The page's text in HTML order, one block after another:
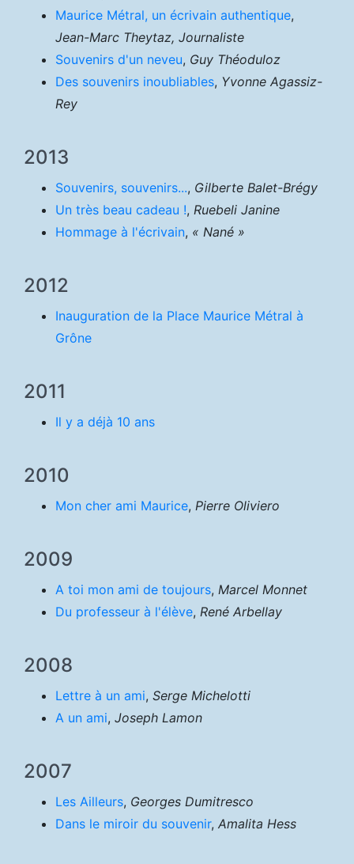
Maurice Métral, un écrivain authentique,
Jean-Marc Theytaz, Journaliste
Souvenirs d'un neveu, Guy Théoduloz
Des souvenirs inoubliables, Yvonne Agassiz-
Rey
2013
Souvenirs, souvenirs..., Gilberte Balet-Brégy
Un très beau cadeau !, Ruebeli Janine
Hommage à l'écrivain, « Nané »
2012
Inauguration de la Place Maurice Métral à
Grône
2011
Il y a déjà 10 ans
2010
Mon cher ami Maurice, Pierre Oliviero
2009
A toi mon ami de toujours, Marcel Monnet
Du professeur à l'élève, René Arbellay
2008
Lettre à un ami, Serge Michelotti
A un ami, Joseph Lamon
2007
Les Ailleurs, Georges Dumitresco
Dans le miroir du souvenir, Amalita Hess